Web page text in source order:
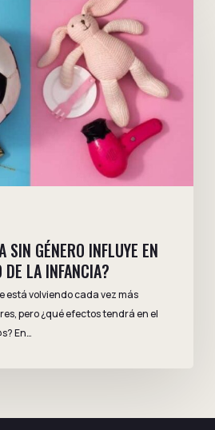
SIN GÉNERO INFLUYE EN
DE LA INFANCIA?
está volviendo cada vez más
pero ¿qué efectos tendrá en el
En…